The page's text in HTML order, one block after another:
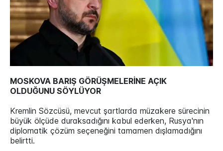
MOSKOVA BARIŞ GÖRÜŞMELERİNE AÇIK
OLDUĞUNU SÖYLÜYOR
Kremlin Sözcüsü, mevcut şartlarda müzakere sürecinin
büyük ölçüde duraksadığını kabul ederken, Rusya'nın
diplomatik çözüm seçeneğini tamamen dışlamadığını
belirtti.